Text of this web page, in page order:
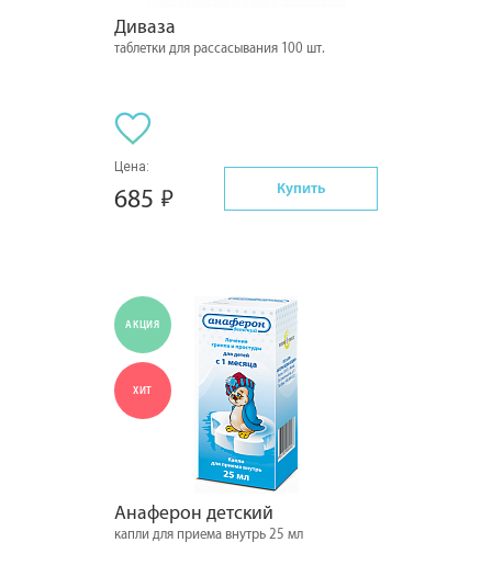
Диваза
таблетки для рассасывания 100 шт.
Цена:
685 Купить
АКЦИЯ
ХИТ
Анаферон детский
капли для приема внутрь 25 мл